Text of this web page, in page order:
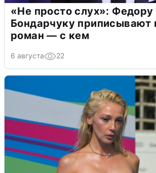
«Не просто слух»: Федору
Бондарчуку приписывают
роман — с кем
6 августа 22